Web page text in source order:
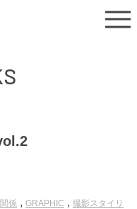
係 , GRAPHIC , 撮影スタイリ